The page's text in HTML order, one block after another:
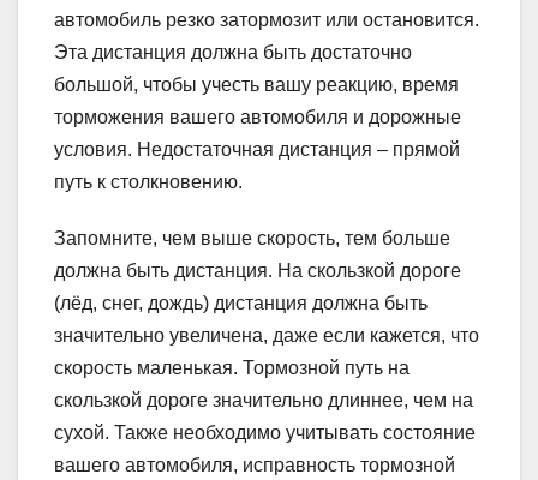
автомобиль резко затормозит или остановится.
Эта дистанция должна быть достаточно
большой, чтобы учесть вашу реакцию, время
торможения вашего автомобиля и дорожные
условия. Недостаточная дистанция – прямой
путь к столкновению.
Запомните, чем выше скорость, тем больше
должна быть дистанция. На скользкой дороге
(лёд, снег, дождь) дистанция должна быть
значительно увеличена, даже если кажется, что
скорость маленькая. Тормозной путь на
скользкой дороге значительно длиннее, чем на
сухой. Также необходимо учитывать состояние
вашего автомобиля, исправность тормозной